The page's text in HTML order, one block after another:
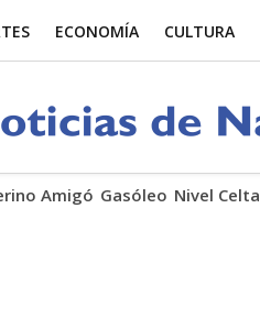
Amigó Gasóleo Nivel Celta
ECONOMÍA CULTURA